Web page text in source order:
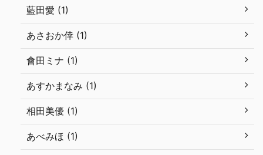
藍田愛 (1)
あさおか倖 (1)
會田ミナ (1)
あすかまなみ (1)
相田美優 (1)
あべみほ (1)